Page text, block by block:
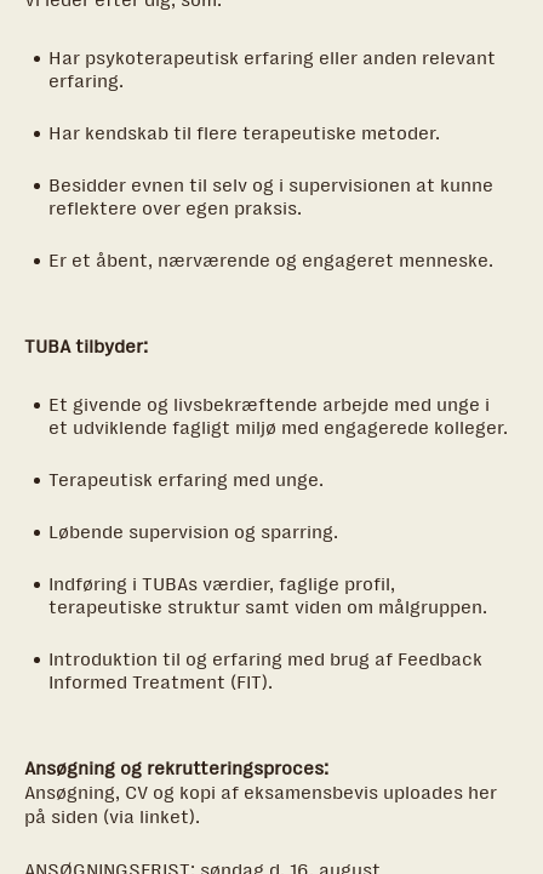
Har psykoterapeutisk erfaring eller anden relevant
erfaring.
Har kendskab til flere terapeutiske metoder.
Besidder evnen til selv og i supervisionen at kunne
reflektere over egen praksis.
Er et åbent, nærværende og engageret menneske.
TUBA tilbyder:
Et givende og livsbekræftende arbejde med unge i
et udviklende fagligt miljø med engagerede kolleger.
Terapeutisk erfaring med unge.
Løbende supervision og sparring.
Indføring i TUBAs værdier, faglige profil,
terapeutiske struktur samt viden om målgruppen.
Introduktion til og erfaring med brug af Feedback
Informed Treatment (FIT).
Ansøgning og rekrutteringsproces:
Ansøgning, CV og kopi af eksamensbevis uploades her
på siden (via linket).